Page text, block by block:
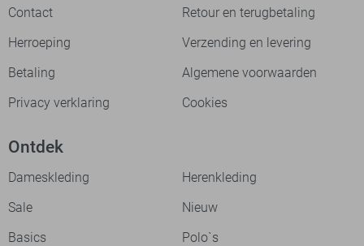
Contact
Retour en terugbetaling
Herroeping
Verzending en levering
Betaling
Algemene voorwaarden
Privacy verklaring
Cookies
Ontdek
Dameskleding
Herenkleding
Sale
Nieuw
Basics
Polo`s